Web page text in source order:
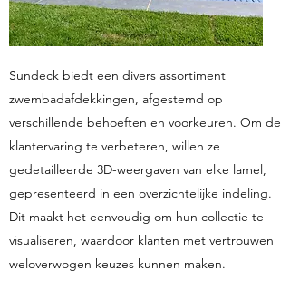
Sundeck biedt een divers assortiment
zwembadafdekkingen, afgestemd op
verschillende behoeften en voorkeuren. Om de
klantervaring te verbeteren, willen ze
gedetailleerde 3D-weergaven van elke lamel,
gepresenteerd in een overzichtelijke indeling.
Dit maakt het eenvoudig om hun collectie te
visualiseren, waardoor klanten met vertrouwen
weloverwogen keuzes kunnen maken.